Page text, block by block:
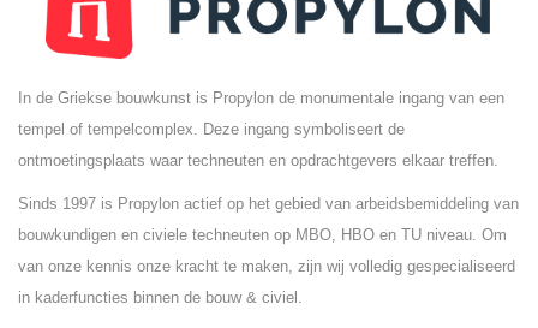
In de Griekse bouwkunst is Propylon de monumentale ingang van een
tempel of tempelcomplex. Deze ingang symboliseert de
ontmoetingsplaats waar techneuten en opdrachtgevers elkaar treffen.
Sinds 1997 is Propylon actief op het gebied van arbeidsbemiddeling van
bouwkundigen en civiele techneuten op MBO, HBO en TU niveau. Om
van onze kennis onze kracht te maken, zijn wij volledig gespecialiseerd
in kaderfuncties binnen de bouw & civiel.